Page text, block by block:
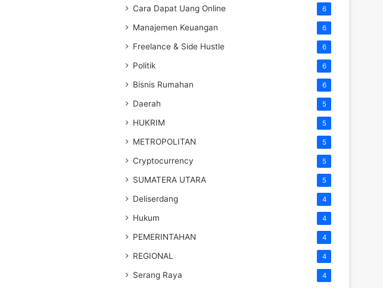
Cara Dapat Uang Online 6
Manajemen Keuangan 6
Freelance & Side Hustle 6
Politik 6
Bisnis Rumahan 6
Daerah 5
HUKRIM 5
METROPOLITAN 5
Cryptocurrency 5
SUMATERA UTARA 5
Deliserdang 4
Hukum 4
PEMERINTAHAN 4
REGIONAL 4
Serang Raya 4